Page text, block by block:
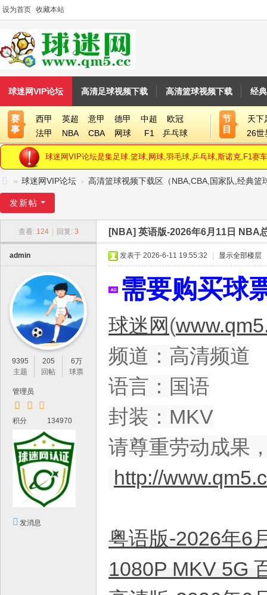
设为首页 收藏本站
球迷网VIP论坛 高清足球视频下载 高清篮球视频下载 经
赛
事
西甲 英超 意甲 德甲 中超
欧冠
法甲
NBA CBA 网球 F1 乒乓球
节
目
天下
26世
球迷网VIP论坛是集足球.篮球,网球,羽毛球,乒乓球,斯诺克,F1赛
迷
IP
» 球迷网VIP论坛 › 高清篮球视频下载区（NBA,CBA,国家队,经典篮
发新帖
查看: 124 回复: 3 [NBA] 英语版-2026年6月11日 NBA
admin
9395
主题
205
回帖
6万
球票
管理员
积分 134970
发消息
发表于 2026-6-11 19:55:32 显示全部楼层
需要购买球
球迷网 (
频道：高清频道
语言：国语
封装：MKV
请尊重劳动成果
http://
粤语版-2026年6
1080P MKV 5G